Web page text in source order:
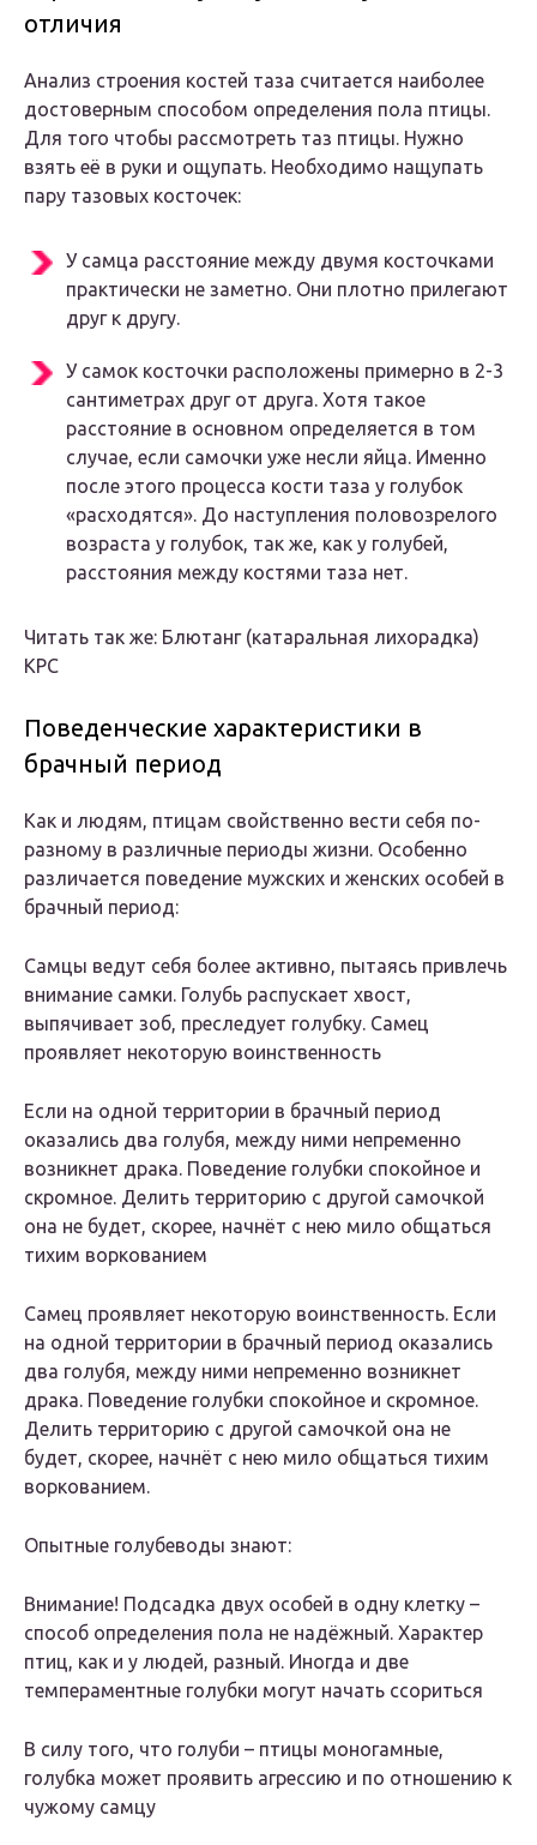
отличия
Анализ строения костей таза считается наиболее
достоверным способом определения пола птицы.
Для того чтобы рассмотреть таз птицы. Нужно
взять её в руки и ощупать. Необходимо нащупать
пару тазовых косточек:
У самца расстояние между двумя косточками
практически не заметно. Они плотно прилегают
друг к другу.
У самок косточки расположены примерно в 2-3
сантиметрах друг от друга. Хотя такое
расстояние в основном определяется в том
случае, если самочки уже несли яйца. Именно
после этого процесса кости таза у голубок
«расходятся». До наступления половозрелого
возраста у голубок, так же, как у голубей,
расстояния между костями таза нет.
Читать так же: Блютанг (катаральная лихорадка)
КРС
Поведенческие характеристики в
брачный период
Как и людям, птицам свойственно вести себя по-
разному в различные периоды жизни. Особенно
различается поведение мужских и женских особей в
брачный период:
Самцы ведут себя более активно, пытаясь привлечь
внимание самки. Голубь распускает хвост,
выпячивает зоб, преследует голубку. Самец
проявляет некоторую воинственность
Если на одной территории в брачный период
оказались два голубя, между ними непременно
возникнет драка. Поведение голубки спокойное и
скромное. Делить территорию с другой самочкой
она не будет, скорее, начнёт с нею мило общаться
тихим воркованием
Самец проявляет некоторую воинственность. Если
на одной территории в брачный период оказались
два голубя, между ними непременно возникнет
драка. Поведение голубки спокойное и скромное.
Делить территорию с другой самочкой она не
будет, скорее, начнёт с нею мило общаться тихим
воркованием.
Опытные голубеводы знают:
Внимание! Подсадка двух особей в одну клетку –
способ определения пола не надёжный. Характер
птиц, как и у людей, разный. Иногда и две
темпераментные голубки могут начать ссориться
В силу того, что голуби – птицы моногамные,
голубка может проявить агрессию и по отношению к
чужому самцу